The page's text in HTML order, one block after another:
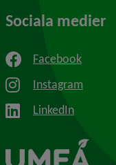
Sociala medier
Facebook
Instagram
LinkedIn